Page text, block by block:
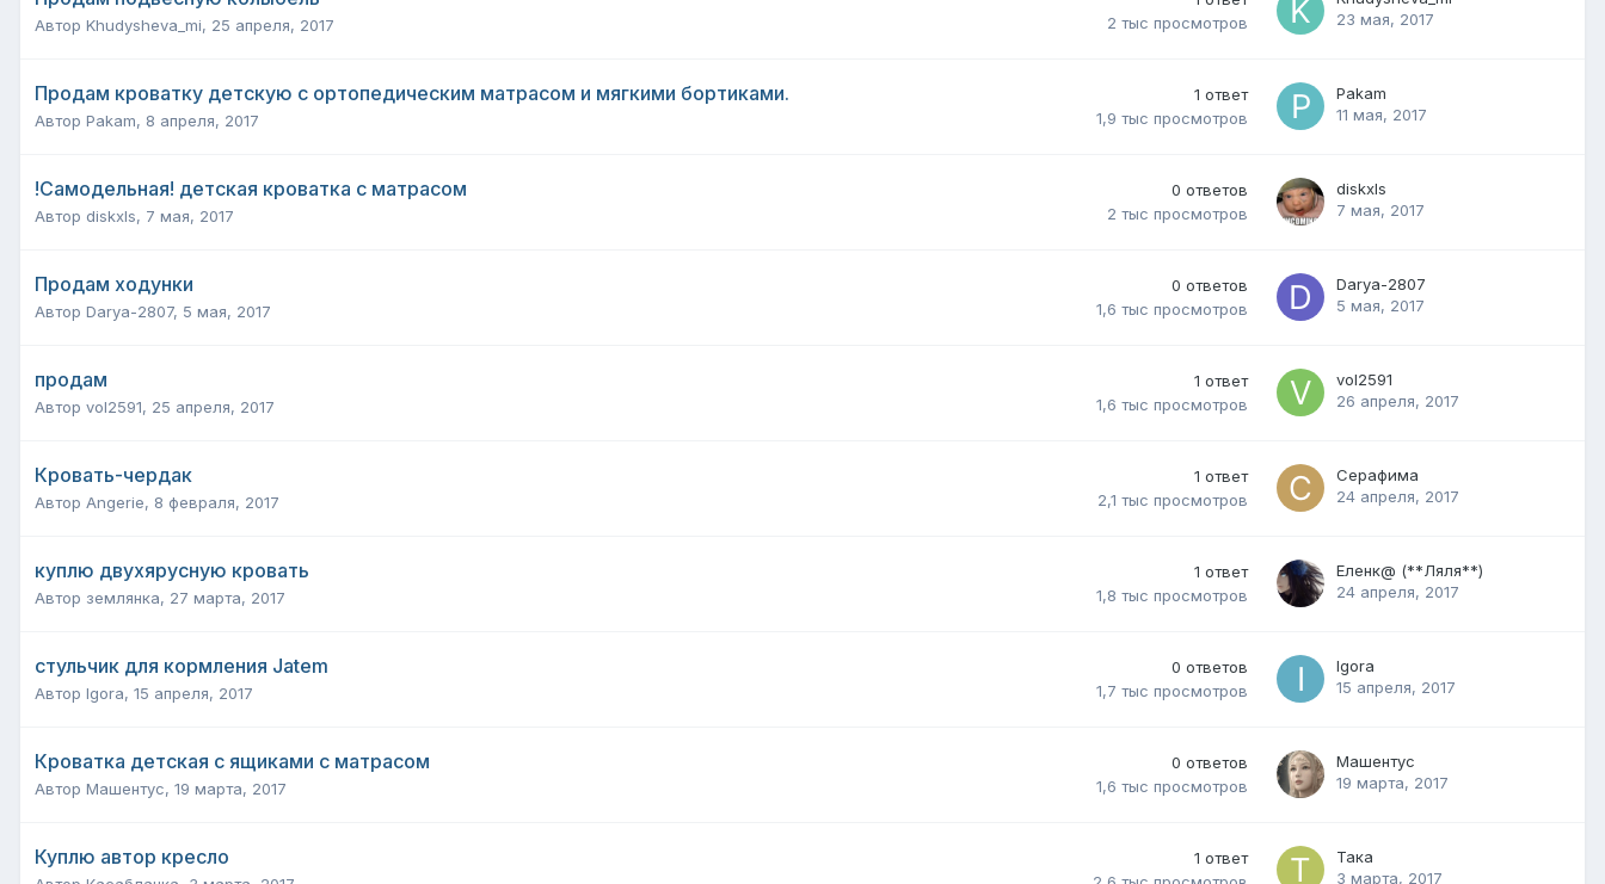
Автор Khudysheva_mi, 25 апреля, 2017
2 тыс просмотров
23 мая, 2017
Продам кроватку детскую с ортопедическим матрасом и мягкими бортиками.
Автор Pakam, 8 апреля, 2017
1 ответ
1,9 тыс просмотров
Pakam
11 мая, 2017
!Самодельная! детская кроватка с матрасом
Автор diskxls, 7 мая, 2017
0 ответов
2 тыс просмотров
diskxls
7 мая, 2017
Продам ходунки
Автор Darya-2807, 5 мая, 2017
0 ответов
1,6 тыс просмотров
Darya-2807
5 мая, 2017
продам
Автор vol2591, 25 апреля, 2017
1 ответ
1,6 тыс просмотров
vol2591
26 апреля, 2017
Кровать-чердак
Автор Angerie, 8 февраля, 2017
1 ответ
2,1 тыс просмотров
Серафима
24 апреля, 2017
куплю двухярусную кровать
Автор землянка, 27 марта, 2017
1 ответ
1,8 тыс просмотров
Eленк@ (**Ляля**)
24 апреля, 2017
стульчик для кормления Jatem
Автор Igora, 15 апреля, 2017
0 ответов
1,7 тыс просмотров
Igora
15 апреля, 2017
Кроватка детская с ящиками с матрасом
Автор Машентус, 19 марта, 2017
0 ответов
1,6 тыс просмотров
Машентус
19 марта, 2017
Куплю автор кресло 1 ответ
Така
3 марта, 2017